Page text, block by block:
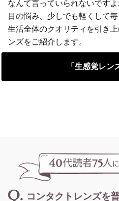
なんて言っていられないです
目の悩み、少しでも軽くして
生活全体のクオリティを引き
ンズをご紹介します。
「生感覚レン
コンタクトレンズを